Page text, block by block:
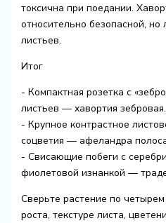
токсична при поедании.
относительно безопасной,
листьев.
Итог
- Компактная розетка с
листьев — хавортия зебровая.
- Крупное контрастное
соцветия — афеландра
- Свисающие побеги с
фиолетовой изнанкой —
Сверьте растение по
роста, текстуре листа,